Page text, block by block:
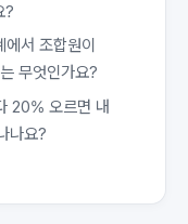
?
서 조합원이
무엇인가요?
20% 오르면 내
나요?